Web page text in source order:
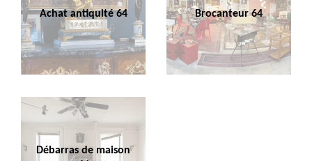
Achat antiquité 64 Brocanteur 64
Débarras de maison